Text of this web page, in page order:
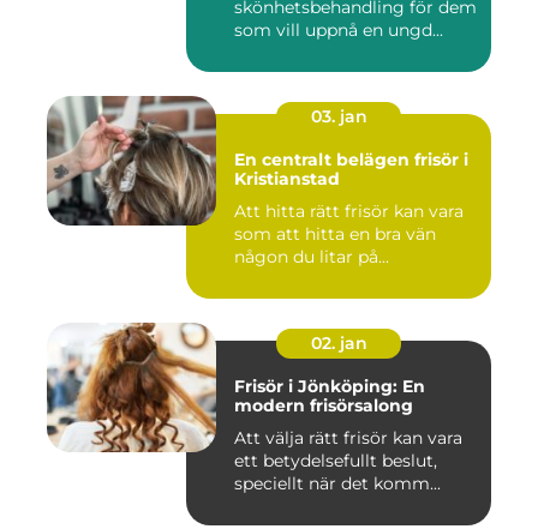
skönhetsbehandling för dem
som vill uppnå en ungd...
03. jan
En centralt belägen frisör i
Kristianstad
Att hitta rätt frisör kan vara
som att hitta en bra vän
någon du litar på...
02. jan
Frisör i Jönköping: En
modern frisörsalong
Att välja rätt frisör kan vara
ett betydelsefullt beslut,
speciellt när det komm...